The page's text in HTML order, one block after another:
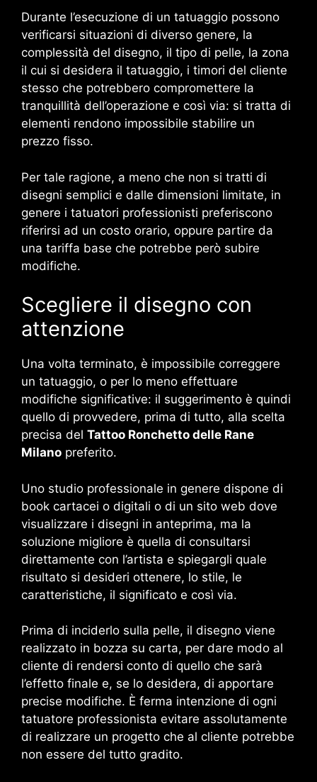
Durante l’esecuzione di un tatuaggio possono
verificarsi situazioni di diverso genere, la
complessità del disegno, il tipo di pelle, la zona
il cui si desidera il tatuaggio, i timori del cliente
stesso che potrebbero compromettere la
tranquillità dell’operazione e così via: si tratta di
elementi rendono impossibile stabilire un
prezzo fisso.
Per tale ragione, a meno che non si tratti di
disegni semplici e dalle dimensioni limitate, in
genere i tatuatori professionisti preferiscono
riferirsi ad un costo orario, oppure partire da
una tariffa base che potrebbe però subire
modifiche.
Scegliere il disegno con
attenzione
Una volta terminato, è impossibile correggere
un tatuaggio, o per lo meno effettuare
modifiche significative: il suggerimento è quindi
quello di provvedere, prima di tutto, alla scelta
precisa del Tattoo Ronchetto delle Rane
Milano preferito.
Uno studio professionale in genere dispone di
book cartacei o digitali o di un sito web dove
visualizzare i disegni in anteprima, ma la
soluzione migliore è quella di consultarsi
direttamente con l’artista e spiegargli quale
risultato si desideri ottenere, lo stile, le
caratteristiche, il significato e così via.
Prima di inciderlo sulla pelle, il disegno viene
realizzato in bozza su carta, per dare modo al
cliente di rendersi conto di quello che sarà
l’effetto finale e, se lo desidera, di apportare
precise modifiche. È ferma intenzione di ogni
tatuatore professionista evitare assolutamente
di realizzare un progetto che al cliente potrebbe
non essere del tutto gradito.